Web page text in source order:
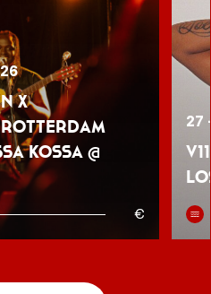
x
Rotterdam
Kossa @
€
27